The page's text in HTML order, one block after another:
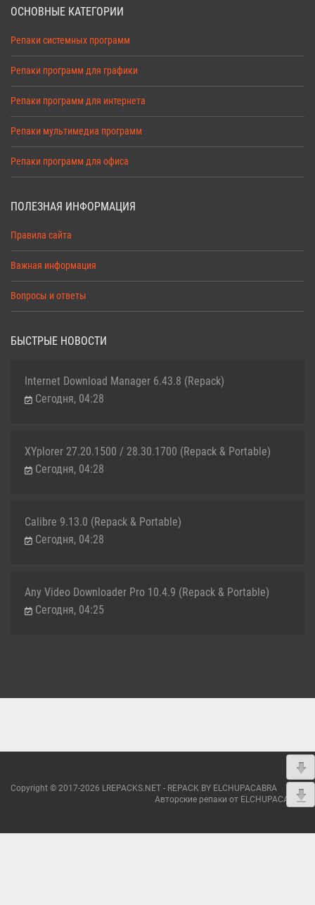
ОСНОВНЫЕ КАТЕГОРИИ
Репаки системных программ
Репаки программ для графики
Репаки программ для интернета
Репаки мультимедиа программ
Репаки программ для офиса
ПОЛЕЗНАЯ ИНФОРМАЦИЯ
Правила сайта
Важная информация
Вопросы и ответы
БЫСТРЫЕ НОВОСТИ
Internet Download Manager 6.43.8 (Repack)
Сегодня, 04:28
XYplorer 27.20.1500 / 28.30.1700 (Repack & Portable)
Сегодня, 04:28
Calibre 9.13.0 (Repack & Portable)
Сегодня, 04:28
Any Video Downloader Pro 10.4.9 (Repack & Portable)
Сегодня, 04:25
Copyright © 2017-2026 LREPACKS.NET - REPACK BY ELCHUPACABRA
Авторские репаки от ELCHUPACABRA